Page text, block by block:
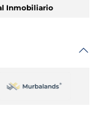
Inmobiliario